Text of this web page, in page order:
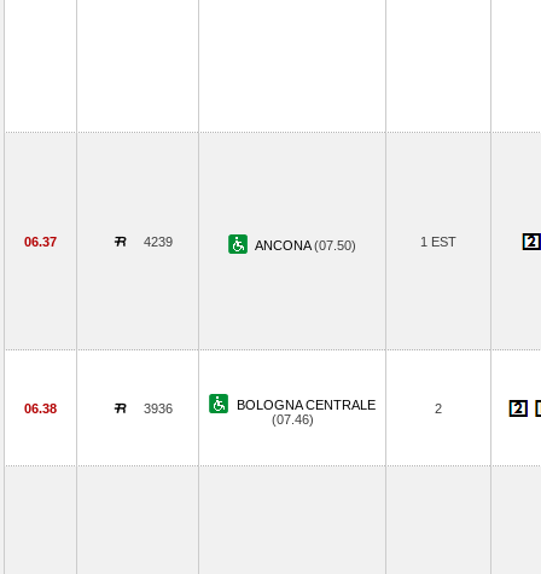
06.37 4239 ANCONA(07.50) 1 EST
06.38 3936
BOLOGNA CENTRALE
(07.46)
2